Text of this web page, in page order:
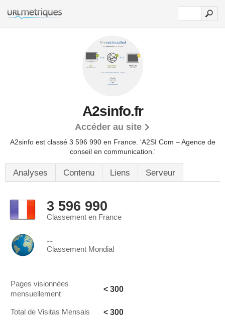
A2sinfo.fr
Accéder au site
A2sinfo est classé 3 596 990 en France. 'A2SI Com – Agence de
conseil en communication.'
Analyses Contenu Liens Serveur
3 596 990
Classement en France
--
Classement Mondial
Pages visionnées
mensuellement
< 300
Total de Visitas Mensais < 300